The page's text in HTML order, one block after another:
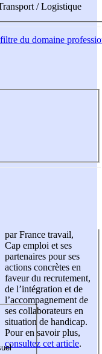
/ Logistique
du domaine
par France travail,
Cap emploi et ses
partenaires pour ses
actions concrètes en
faveur du recrutement,
de l’intégration et de
l’accompagnement de
ses collaborateurs en
situation de handicap.
Pour en savoir plus,
consultez cet article.